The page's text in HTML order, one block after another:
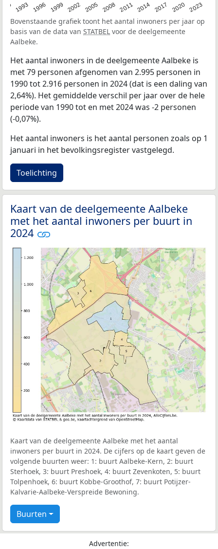
1993 1996 1999 2002 2005 2008 2011 2014 2017 2020 2023
Bovenstaande grafiek toont het aantal inwoners per jaar op
basis van de data van STATBEL voor de deelgemeente
Aalbeke.
Het aantal inwoners in de deelgemeente Aalbeke is
met 79 personen afgenomen van 2.995 personen in
1990 tot 2.916 personen in 2024 (dat is een daling van
2,64%). Het gemiddelde verschil per jaar over de hele
periode van 1990 tot en met 2024 was -2 personen
(-0,07%).
Het aantal inwoners is het aantal personen zoals op 1
januari in het bevolkingsregister vastgelegd.
Toelichting
Kaart van de deelgemeente Aalbeke
met het aantal inwoners per buurt in
2024
Kaart van de deelgemeente Aalbeke met het aantal
inwoners per buurt in 2024. De cijfers op de kaart geven de
volgende buurten weer: 1: buurt Aalbeke-Kern, 2: buurt
Sterhoek, 3: buurt Preshoek, 4: buurt Zevenkoten, 5: buurt
Tolpenhoek, 6: buurt Kobbe-Groothof, 7: buurt Potijzer-
Kalvarie-Aalbeke-Verspreide Bewoning.
Buurten
Advertentie: